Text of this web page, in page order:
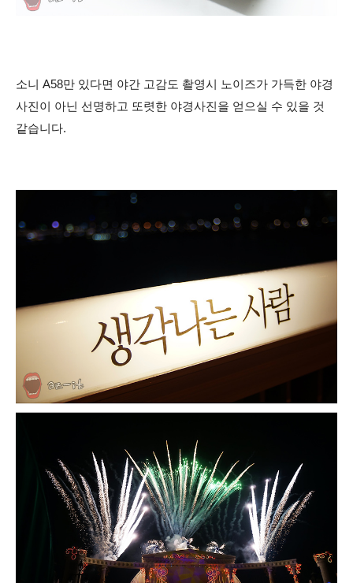
소니 A58만 있다면 야간 고감도 촬영시 노이즈가 가득한 야경
사진이 아닌 선명하고 또렷한 야경사진을 얻으실 수 있을 것
같습니다.